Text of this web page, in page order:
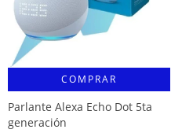
COMPRAR
Parlante Alexa Echo Dot 5ta
generación